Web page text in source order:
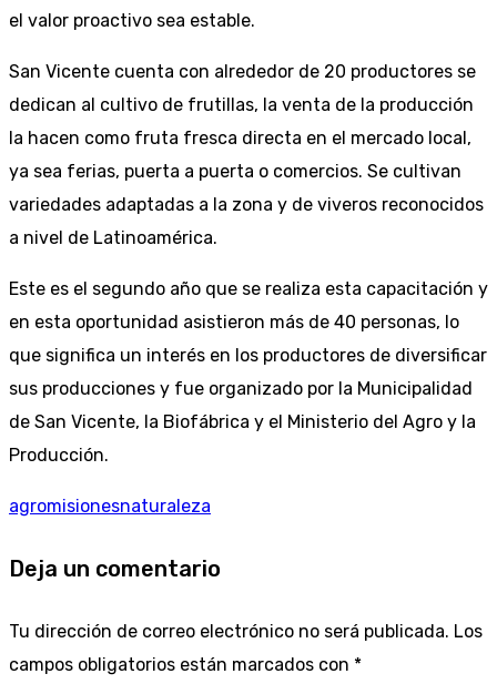
el valor proactivo sea estable.
San Vicente cuenta con alrededor de 20 productores se
dedican al cultivo de frutillas, la venta de la producción
la hacen como fruta fresca directa en el mercado local,
ya sea ferias, puerta a puerta o comercios. Se cultivan
variedades adaptadas a la zona y de viveros reconocidos
a nivel de Latinoamérica.
Este es el segundo año que se realiza esta capacitación y
en esta oportunidad asistieron más de 40 personas, lo
que significa un interés en los productores de diversificar
sus producciones y fue organizado por la Municipalidad
de San Vicente, la Biofábrica y el Ministerio del Agro y la
Producción.
agromisionesnaturaleza
Deja un comentario
Tu dirección de correo electrónico no será publicada. Los
campos obligatorios están marcados con *